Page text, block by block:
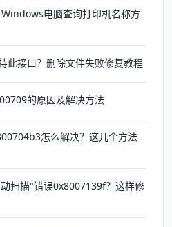
电脑查询打印机名称方
此接口？删除文件失败修复教程
的原因及解决方法
怎么解决？这几个方法
扫描"错误0x8007139f？这样修